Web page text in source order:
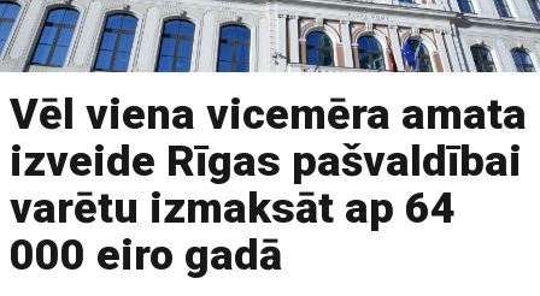
Vēl viena vicemēra amata
izveide Rīgas pašvaldībai
varētu izmaksāt ap 64
000 eiro gadā